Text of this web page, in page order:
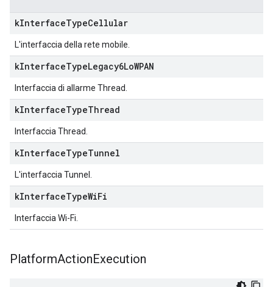
kInterfaceTypeCellular
L'interfaccia della rete mobile.
kInterfaceTypeLegacy6LoWPAN
Interfaccia di allarme Thread.
kInterfaceTypeThread
Interfaccia Thread.
kInterfaceTypeTunnel
L'interfaccia Tunnel.
kInterfaceTypeWiFi
Interfaccia Wi-Fi.
PlatformActionExecution